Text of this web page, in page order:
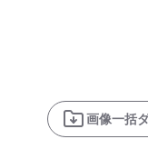
画像一括